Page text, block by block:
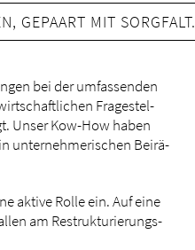
GEPAART MIT SORGFALT.
bei der um­fas­sen­den
Fra­ge­stel­
Un­ser Kow-How ha­ben
un­ter­neh­me­ri­schen Bei­rä­
ak­ti­ve Rol­le ein. Auf ei­ne
am Re­struk­tu­rie­rungs­